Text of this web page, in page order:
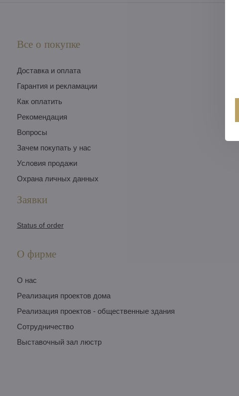
Все о покупке
Доставка и оплата
Гарантия и рекламации
Как оплатить
Pекомендация
Вопросы
Зачем покупать у нас
Условия продажи
Охрана личных данных
Заявки
Status of order
О фирме
O нас
Pеализация проектов дома
Pеализация проектов - общественные здания
Сотрудничество
Выставочный зал люстр